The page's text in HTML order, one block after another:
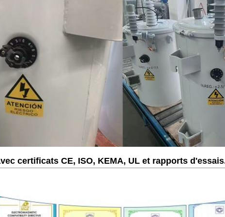
certificats CE, ISO, KEMA, UL et rapports